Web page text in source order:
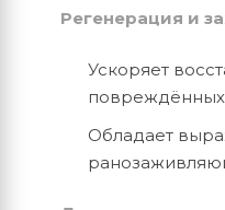
Регенерация и
Ускоряет
повреждённых
Обладает